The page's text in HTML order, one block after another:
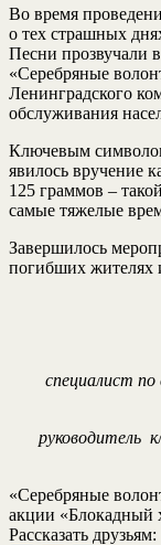
Во время
о тех страшных
Песни прозвучали
«Серебряные
Ленинградского
обслуживания
Ключевым
явилось вручение
125 граммов –
самые тяжелые
Завершилось
погибших жителях
специалист по
руководитель
«Серебряные
акции «Блокадный
Рассказать друзьям: